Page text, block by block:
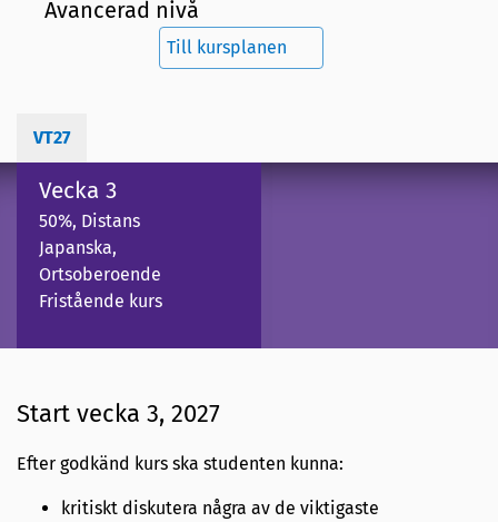
Avancerad nivå
Till kursplanen
VT27
Vecka 3
50%, Distans
Japanska,
Ortsoberoende
Fristående kurs
Start vecka 3, 2027
Efter godkänd kurs ska studenten kunna:
kritiskt diskutera några av de viktigaste